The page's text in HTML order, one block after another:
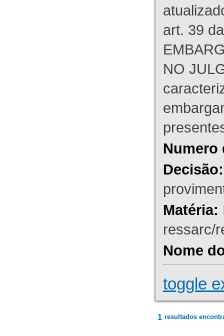
art. 39
NO
Numero
Decisão:
Matéria:
ressarc/
Nome
toggle
1 resultados